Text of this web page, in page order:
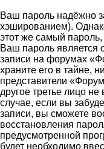
Ваш пароль надёжно
хэшированием).
этот же самый пароль,
Ваш пароль является
записи на форумах
храните его в тайне,
представители
другое третье лицо
случае, если вы
записи, вы сможете
восстановления
предусмотренной
будет необходимо